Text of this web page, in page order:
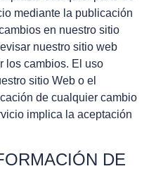
mediante la publicación
en nuestro sitio
nuestro sitio web
los cambios. El uso
sitio Web o el
de cualquier cambio
implica la aceptación
DE